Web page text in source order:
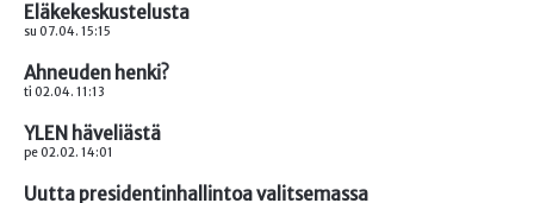
Eläkekeskustelusta
su 07.04. 15:15
Ahneuden henki?
ti 02.04. 11:13
YLEN häveliästä
pe 02.02. 14:01
Uutta presidentinhallintoa valitsemassa